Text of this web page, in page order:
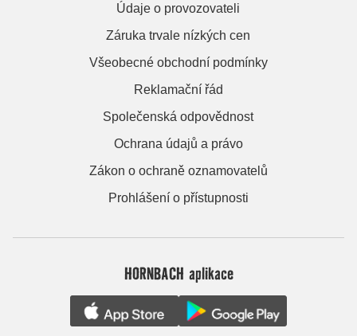
Údaje o provozovateli
Záruka trvale nízkých cen
Všeobecné obchodní podmínky
Reklamační řád
Společenská odpovědnost
Ochrana údajů a právo
Zákon o ochraně oznamovatelů
Prohlášení o přístupnosti
HORNBACH aplikace